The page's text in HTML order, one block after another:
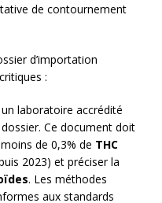
de contournement
d’importation
:
laboratoire accrédité
Ce document doit
de 0,3% de THC
2023) et préciser la
. Les méthodes
aux standards